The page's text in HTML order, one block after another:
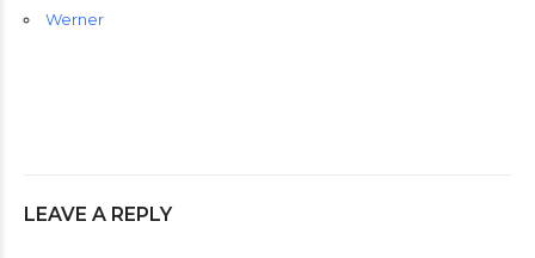
Werner
LEAVE A REPLY